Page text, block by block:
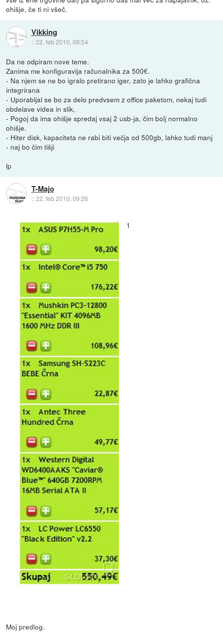
ohišje, če ti ni všeč.
Vikking
::22. feb 2010, 08:54
Da ne odpiram nove teme.
Zanima me konfiguravija računalnika za 500€.
- Na njem se ne bo igralo pretirano iger, zato je lahko grafična
integrirana
- Uporabljal se bo za delo predvsem z office paketom, nekaj tudi
obdelave videa in slik,
- Pogoj da ima ohišje spredaj vsaj 2 usb-ja, čim bolj normalno
ohišje.
- Hiter disk, kapaciteta ne rabi biti večja od 500gb, lahko tudi manj
- naj bo čim tišji
lp
T-Majo
::22. feb 2010, 09:26
1
Moj predlog.